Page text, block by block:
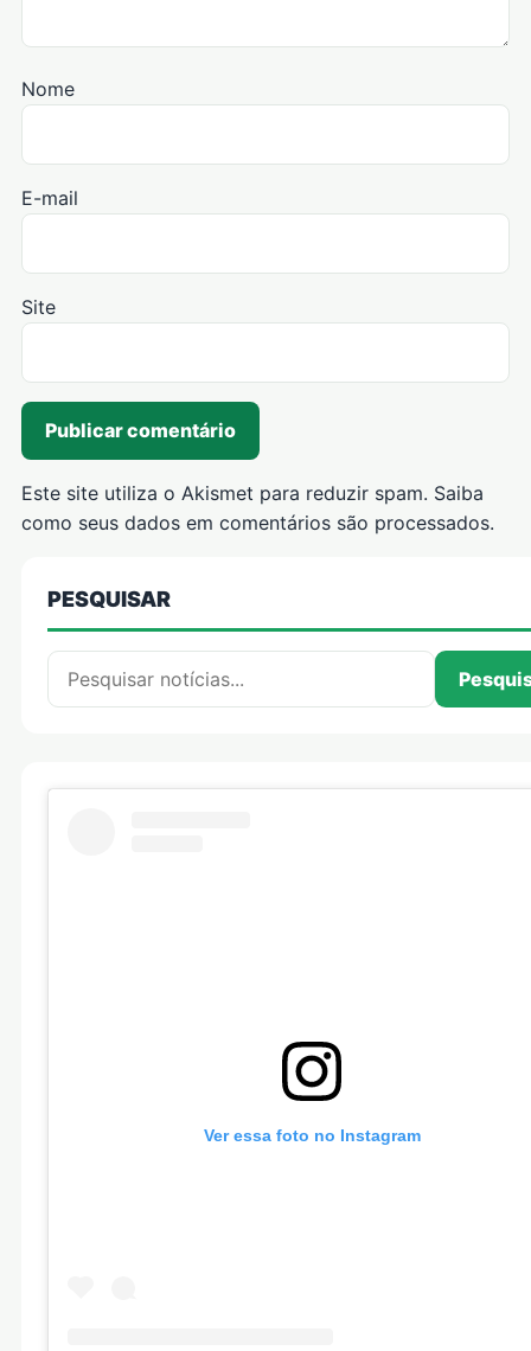
Nome
E-mail
Site
Este site utiliza o Akismet para reduzir spam. Saiba
como seus dados em comentários são processados.
PESQUISAR
Pesquisar por:
Ver essa foto no Instagram